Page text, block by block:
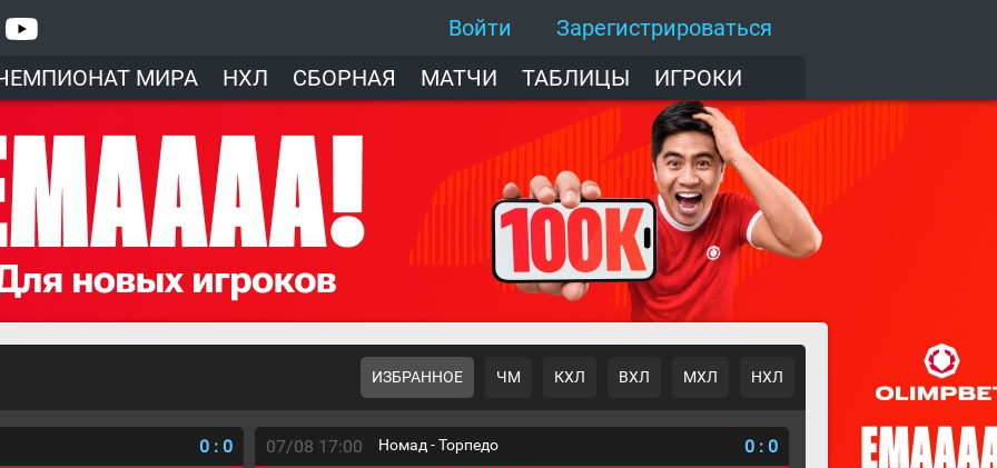
Войти
Зарегистрироваться
МИРА НХЛ СБОРНАЯ МАТЧИ ТАБЛИЦЫ ИГРОКИ
ИЗБРАННОЕ ЧМ КХЛ ВХЛ МХЛ НХЛ
0 : 0 07/08 17:00 Номад - Торпедо 0 : 0